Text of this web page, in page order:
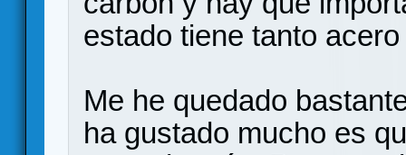
estado tiene tanto
Me he quedado
ha gustado mucho es